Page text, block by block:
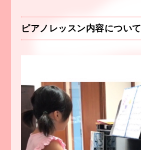
ピアノレッスン内容について